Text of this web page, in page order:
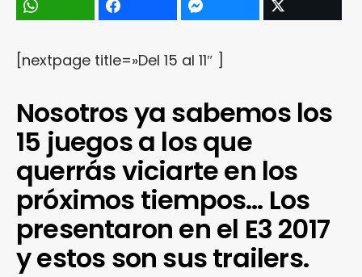
[nextpage title=»Del 15 al 11″ ]
Nosotros ya sabemos los
15 juegos a los que
querrás viciarte en los
próximos tiempos… Los
presentaron en el E3 2017
y estos son sus trailers.